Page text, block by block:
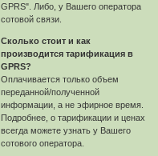
GPRS". Либо, у Вашего оператора
сотовой связи.
Сколько стоит и как
производится тарификация в
GPRS?
Оплачивается только объем
переданной/полученной
информации, а не эфирное время.
Подробнее, о тарификации и ценах
всегда можете узнать у Вашего
сотового оператора.